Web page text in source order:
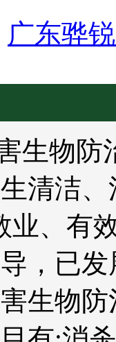
广东骅
物防
清洁
业、有
，已
生物